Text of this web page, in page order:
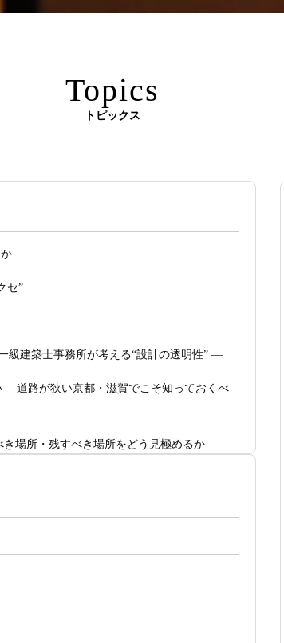
Topics
トピックス
セ”
級建築士事務所が考える“設計の透明性” ―
―道路が狭い京都・滋賀でこそ知っておくべ
場所・残すべき場所をどう見極めるか
唯一無二の注文住宅｜無料プラン、相談・
募集｜“建築家とつくる家”を特別価格で体験